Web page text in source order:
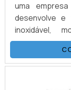
uma
desenvolve
inoxidável,
principais ítens
Retenção,
Também